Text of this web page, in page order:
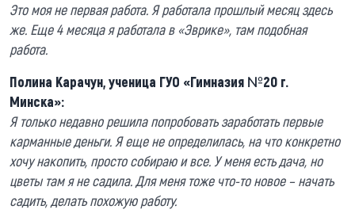
Это моя не первая работа. Я работала прошлый месяц здесь
же. Еще 4 месяца я работала в «Эврике», там подобная
работа.
Полина Карачун,ученица ГУО «Гимназия №20 г.
Минска»:
Я только недавно решила попробовать заработать первые
карманные деньги. Я еще не определилась, на что конкретно
хочу накопить, просто собираю и все. У меня есть дача, но
цветы там я не садила. Для меня тоже что-то новое – начать
садить, делать похожую работу.